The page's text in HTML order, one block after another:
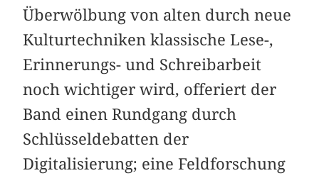
Überwölbung von alten durch neue
Kulturtechniken klassische Lese-,
Erinnerungs- und Schreibarbeit
noch wichtiger wird, offeriert der
Band einen Rundgang durch
Schlüssel­debatten der
Digitalisierung; eine Feldforschung